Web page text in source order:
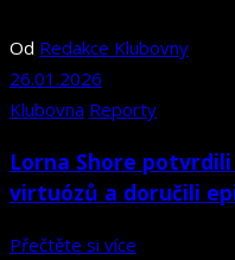
Od Redakce Klubovny
26.01.2026
Klubovna Reporty
Lorna Shore
virtuózů a doručili
Přečtěte si více